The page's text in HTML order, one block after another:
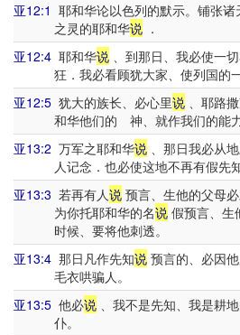
亚12:1 耶和华论以色列的默示。铺张
之灵的耶和华说．
亚12:4 耶和华说 、到那日、我必使一
狂．我必看顾犹大家、使列国的
亚12:5 犹大的族长、必心里说 、耶路
和华他们的 神、就作我们的能力
亚13:2 万军之耶和华说 、那日我必从
人记念．也必使这地不再有假先
亚13:3 若再有人说 预言、生他的父母
为你托耶和华的名说假预言、生
时候、要将他刺透。
亚13:4 那日凡作先知说 预言的、必因
毛衣哄骗人。
亚13:5 他必说 、我不是先知、我是耕
仆。